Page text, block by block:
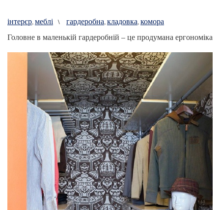
інтерєр,меблі \ гардеробна,кладовка,комора
Головне в маленькій гардеробній – це продумана ергономіка